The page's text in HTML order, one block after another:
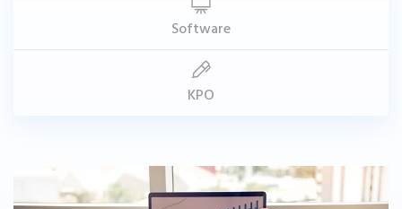
Software
KPO